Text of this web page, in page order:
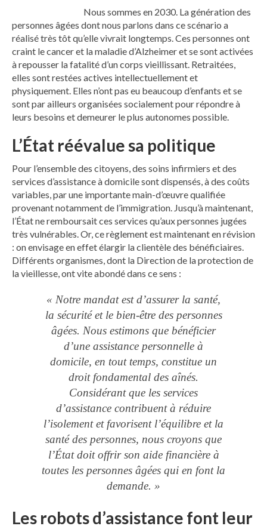
Nous sommes en 2030. La génération des
personnes âgées dont nous parlons dans ce scénario a
réalisé très tôt qu’elle vivrait longtemps. Ces personnes ont
craint le cancer et la maladie d’Alzheimer et se sont activées
à repousser la fatalité d’un corps vieillissant. Retraitées,
elles sont restées actives intellectuellement et
physiquement. Elles n’ont pas eu beaucoup d’enfants et se
sont par ailleurs organisées socialement pour répondre à
leurs besoins et demeurer le plus autonomes possible.
L’État réévalue sa politique
Pour l’ensemble des citoyens, des soins infirmiers et des
services d’assistance à domicile sont dispensés, à des coûts
variables, par une importante main-d’œuvre qualifiée
provenant notamment de l’immigration. Jusqu’à maintenant,
l’État ne remboursait ces services qu’aux personnes jugées
très vulnérables. Or, ce règlement est maintenant en révision
: on envisage en effet élargir la clientèle des bénéficiaires.
Différents organismes, dont la Direction de la protection de
la vieillesse, ont vite abondé dans ce sens :
« Notre mandat est d’assurer la santé,
la sécurité et le bien-être des personnes
âgées. Nous estimons que bénéficier
d’une assistance personnelle à
domicile, en tout temps, constitue un
droit fondamental des aînés.
Considérant que les services
d’assistance contribuent à réduire
l’isolement et favorisent l’équilibre et la
santé des personnes, nous croyons que
l’État doit offrir son aide financière à
toutes les personnes âgées qui en font la
demande. »
Les robots d’assistance font leur